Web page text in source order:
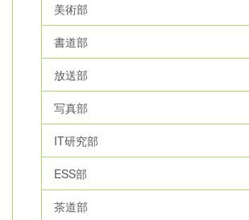
美術部
書道部
放送部
写真部
IT研究部
ESS部
茶道部